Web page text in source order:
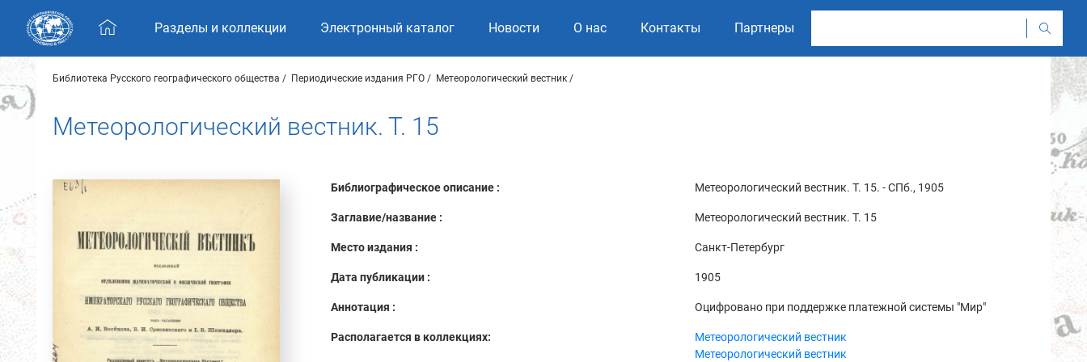
Skip navigation
Разделы и коллекции Электронный каталог Новости О нас Контакты Партнеры
Библиотека Русского географического общества Периодические издания РГО Метеорологический вестник
Метеорологический вестник. Т. 15
Библиографическое описание : Метеорологический вестник. Т. 15. - СПб., 1905
Заглавие/название : Метеорологический вестник. Т. 15
Место издания : Санкт-Петербург
Дата публикации : 1905
Аннотация : Оцифровано при поддержке платежной системы "Мир"
Располагается в коллекциях:
Метеорологический вестник
Метеорологический вестник